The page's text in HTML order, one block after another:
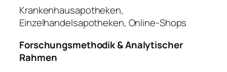
Krankenhausapotheken,
Einzelhandelsapotheken, Online-Shops
Forschungsmethodik & Analytischer
Rahmen